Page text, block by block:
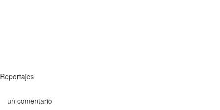
Reportajes
un comentario